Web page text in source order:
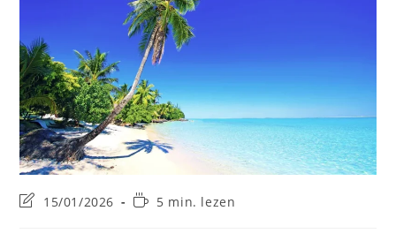
Laatste15/01/2026 Leestijd:
5 min. lezen